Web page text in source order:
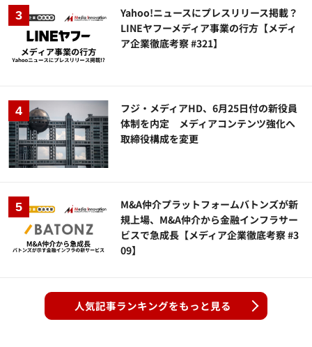
Yahoo!ニュースにプレスリリース掲載？
LINEヤフーメディア事業の行方【メディ
ア企業徹底考察 #321】
フジ・メディアHD、6月25日付の新役員
体制を内定 メディアコンテンツ強化へ
取締役構成を変更
M&A仲介プラットフォームバトンズが新
規上場、M&A仲介から金融インフラサー
ビスで急成長【メディア企業徹底考察 #3
09】
人気記事ランキングをもっと見る